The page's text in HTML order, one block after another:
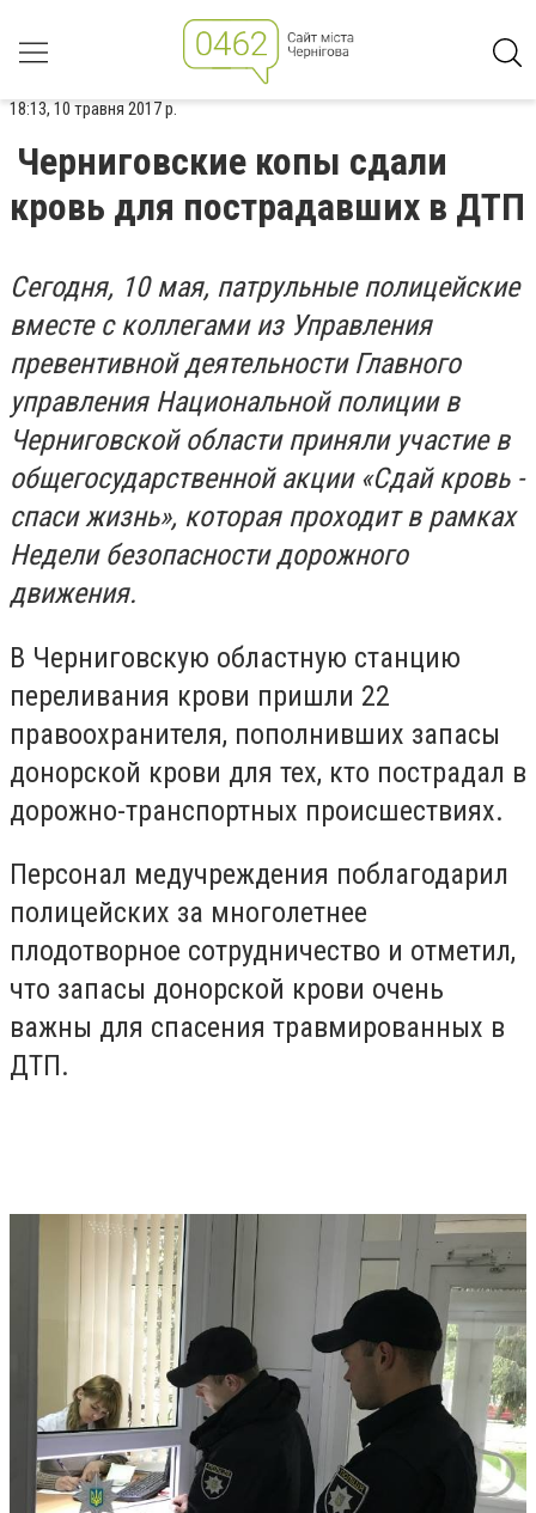
18:13, 10 травня 2017 р.
Черниговские копы сдали
кровь для пострадавших в ДТП
Сегодня, 10 мая, патрульные полицейские
вместе с коллегами из Управления
превентивной деятельности Главного
управления Национальной полиции в
Черниговской области приняли участие в
общегосударственной акции «Сдай кровь -
спаси жизнь», которая проходит в рамках
Недели безопасности дорожного
движения.
В Черниговскую областную станцию
переливания крови пришли 22
правоохранителя, пополнивших запасы
донорской крови для тех, кто пострадал в
дорожно-транспортных происшествиях.
Персонал медучреждения поблагодарил
полицейских за многолетнее
плодотворное сотрудничество и отметил,
что запасы донорской крови очень
важны для спасения травмированных в
ДТП.